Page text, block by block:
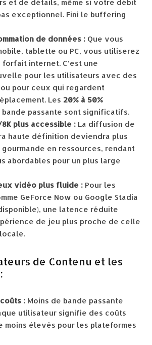
et de détails, même si votre débit
exceptionnel. Fini le buffering
de données : Que vous
tablette ou PC, vous utiliserez
internet. C’est une
pour les utilisateurs avec des
pour ceux qui regardent
Les 20% à 50%
bande passante sont significatifs.
plus accessible : La diffusion de
haute définition deviendra plus
en ressources, rendant
abordables pour un plus large
vidéo plus fluide : Pour les
GeForce Now ou Google Stadia
une latence réduite
de jeu plus proche de celle
de Contenu et les
: Moins de bande passante
utilisateur signifie des coûts
moins élevés pour les plateformes